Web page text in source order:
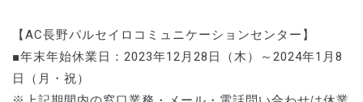
【AC長野パルセイロコミュニケーションセンター】
■年末年始休業日：2023年12月28日（木）～2024年1月8
日（月・祝）